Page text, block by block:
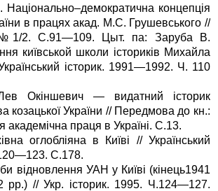
концепція
в працях акад. М.С. Грушевського //
№1/2. C.91—109. Цыт. па: Заруба В.
київськой школи істориків Михайла
історик. 1991—1992. Ч. 110
Окіншевич — видатний історик
козацької України // Передмова до кн.:
праця в Україні. C.13.
оглобліяна в Київі // Український
C.178.
відновлення УАН у Київі (кінець1941
рр.) // Укр. історик. 1995. Ч.124—127.